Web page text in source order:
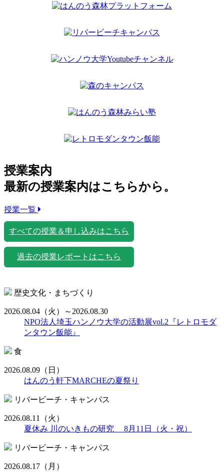
授業案内
最新の授業案内はこちらから。
授業一覧
すべての授業＆申し込みはこちら
過去の授業レポートはこちら
歴史文化・まちづくり
2026.08.04 （火）
～2026.08.30
NPO法人埼玉ハンノウ大学の活動展vol.2『レトロモダ
ンタウン飯能』
食
2026.08.09 （日）
はんのう軒下MARCHEの夏祭り
リバービーチ・キャンパス
2026.08.11
（火）
夏休み 川のいきもの研究 8月11日（火・祝）
リバービーチ・キャンパス
2026.08.17 （月）